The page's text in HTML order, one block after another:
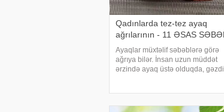
Qadınlarda tez-tez ayaq
ağrılarının - 11 ƏSAS
Ayaqlar müxtəlif səbəblərə görə
ağrıya bilər. İnsan uzun müddət
ərzində ayaq üstə olduqda,
sonra bu ağrıla